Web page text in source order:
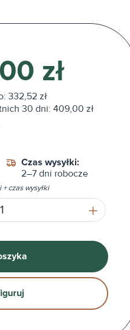
zł
332,52 zł
30 dni: 409,00 zł
Czas wysyłki:
2–7 dni robocze
czas wysyłki
żądaną